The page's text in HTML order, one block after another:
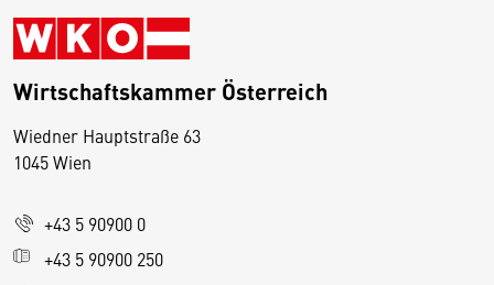
Wirtschaftskammer Österreich
Wiedner Hauptstraße 63
1045 Wien
+43 5 90900 0
+43 5 90900 250
D
s
e